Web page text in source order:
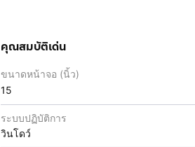
คุณสมบัติเด่น
ขนาดหน้าจอ (นิ้ว)
15
ระบบปฏิบัติการ
วินโดว์